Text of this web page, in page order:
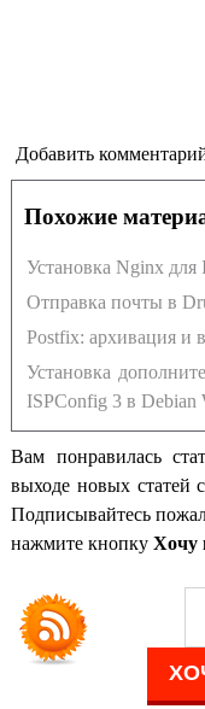
Добавить
Похожие
Установка Nginx для
Отправка почты в
Postfix: архивация и
Установка
ISPConfig 3 в Debian
Вам понравилась
выходе новых статей
Подписывайтесь
нажмите кнопку Хочу